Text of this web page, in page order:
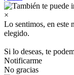
×
Lo sentimos, en este
elegido.
Si lo deseas, te
Notificarme
No gracias